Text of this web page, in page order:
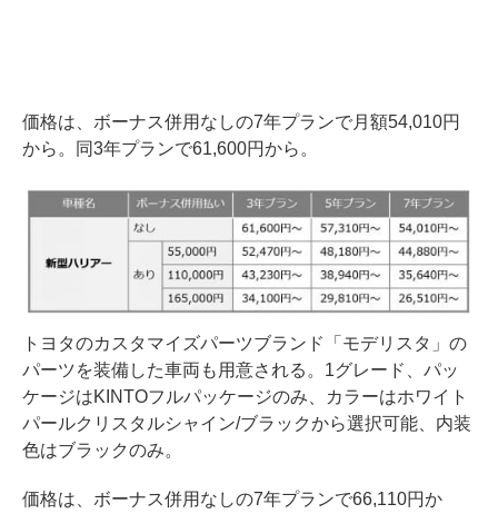
価格は、ボーナス併用なしの7年プランで月額54,010円
から。同3年プランで61,600円から。
トヨタのカスタマイズパーツブランド「モデリスタ」の
パーツを装備した車両も用意される。1グレード、パッ
ケージはKINTOフルパッケージのみ、カラーはホワイト
パールクリスタルシャイン/ブラックから選択可能、内装
色はブラックのみ。
価格は、ボーナス併用なしの7年プランで66,110円か